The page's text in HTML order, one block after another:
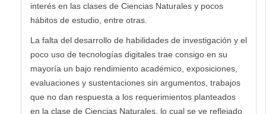
interés en las clases de Ciencias Naturales y pocos
hábitos de estudio, entre otras.
La falta del desarrollo de habilidades de investigación y el
poco uso de tecnologías digitales trae consigo en su
mayoría un bajo rendimiento académico, exposiciones,
evaluaciones y sustentaciones sin argumentos, trabajos
que no dan respuesta a los requerimientos planteados
en la clase de Ciencias Naturales, lo cual se ve reflejado